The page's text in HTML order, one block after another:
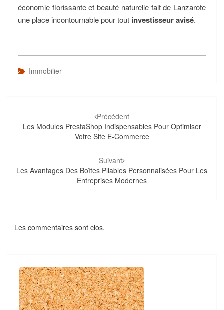
économie florissante et beauté naturelle fait de Lanzarote
une place incontournable pour tout investisseur avisé.
Immobilier
d'article
Précédent
Les Modules PrestaShop Indispensables Pour Optimiser
Votre Site E-Commerce
Suivant
Les Avantages Des Boîtes Pliables Personnalisées Pour Les
Entreprises Modernes
Les commentaires sont clos.